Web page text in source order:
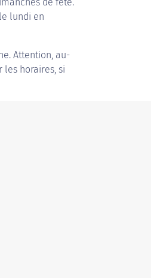
lundi en
Attention, au-
horaires, si